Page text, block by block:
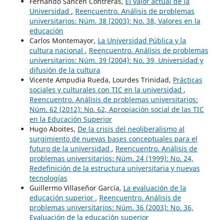
Universidad , Reencuentro. Análisis de problemas
universitarios: Núm. 38 (2003): No. 38, Valores en la
educación
Carlos Montemayor, La Universidad Pública y la
cultura nacional , Reencuentro. Análisis de problemas
universitarios: Núm. 39 (2004): No. 39, Universidad y
difusión de la cultura
Vicente Ampudia Rueda, Lourdes Trinidad, Prácticas
sociales y culturales con TIC en la universidad ,
Reencuentro. Análisis de problemas universitarios:
Núm. 62 (2012): No. 62, Apropiación social de las TIC
en la Educación Superior
Hugo Aboites, De la crisis del neoliberalismo al
surgimiento de nuevas bases conceptuales para el
futuro de la universidad , Reencuentro. Análisis de
problemas universitarios: Núm. 24 (1999): No. 24,
Redefinición de la estructura universitaria y nuevas
tecnologías
Guillermo Villaseñor García, La evaluación de la
educación superior , Reencuentro. Análisis de
problemas universitarios: Núm. 36 (2003): No. 36,
Evaluación de la educación superior